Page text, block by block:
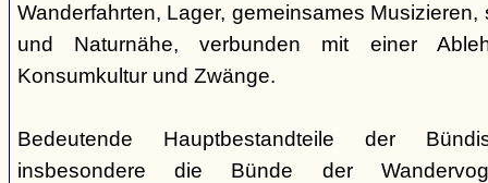
Wanderfahrten, Lager, gemeinsames
und Naturnähe, verbunden mit einer
Konsumkultur und Zwänge.
Bedeutende Hauptbestandteile der
insbesondere die Bünde der